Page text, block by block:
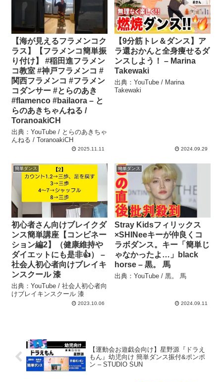
【海が見えるフラメンコク
ラス】【フラメンコ簡単振
り付け】 #稲田進フラメン
コ教室 #神戸フラメンコ #
関西フラメンコ #フラメン
コダンサー #とらのあき
#flamenco #bailaora – と
らのあきちゃんねる /
ToranoakiCH
出典：YouTube / とらのあきちゃ
んねる / ToranoakiCH
2025.11.11
【9分筋トレ＆ダンス】ア
ラ還おかんと全身痩せるダ
ンスしよう！ – Marina
Takewaki
出典：YouTube / Marina
Takewaki
2024.09.29
簡単ダンス
初心者さん向けブレイクダ
ンス簡単講座【コンビネー
ション編2】（健康維持や
ダイエットにも是非👍） –
社会人初心者向けブレイキ
ンスクール 漆
出典：YouTube / 社会人初心者向
けブレイキンスクール 漆
2023.10.06
簡単ダンス
Stray Kidsフィリックス
×SHINeeキーが仲良くコ
ラボダンス。キー「簡単じ
ゃなかったよ…」black
horse – 黒。 馬
出典：YouTube / 黒。 馬
2024.09.11
【運動会お遊戯会向け】星野源『ドラえ
もん』幼児向け 簡単ダンス振付&ポンポ
ン – STUDIO SUN